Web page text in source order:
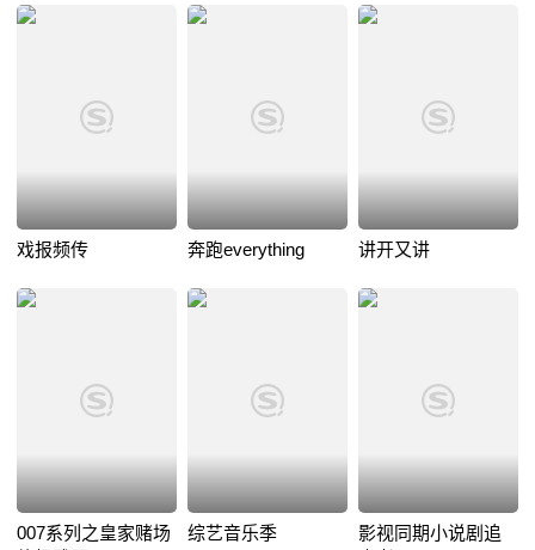
戏报频传 奔跑everything 讲开又讲
007系列之皇家赌场
综艺音乐季
影视同期小说剧追